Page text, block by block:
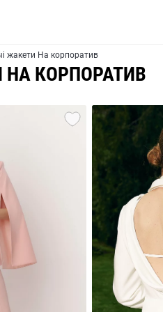
жакети На корпоратив
КОРПОРАТИВ